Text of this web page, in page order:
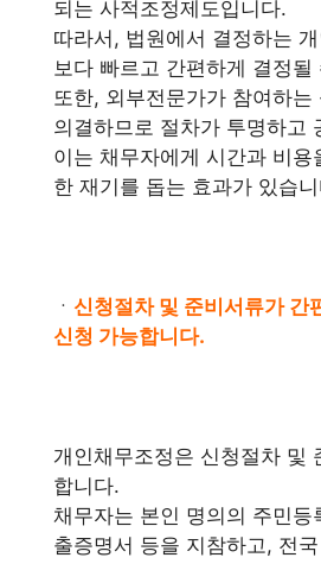
되는 사적조정제도입니다.
따라서, 법원에서 결정하는
보다 빠르고 간편하게 결정될
또한, 외부전문가가 참여하는
의결하므로 절차가 투명하고
이는 채무자에게 시간과 비용
한 재기를 돕는 효과가 있습
ㆍ 신청절차 및 준비서류가 간
신청 가능합니다.
개인채무조정은 신청절차 및
합니다.
채무자는 본인 명의의 주민등
출증명서 등을 지참하고, 전